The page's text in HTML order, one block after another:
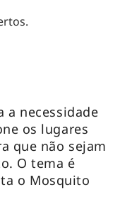
a necessidade
os lugares
que não sejam
O tema é
o Mosquito